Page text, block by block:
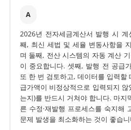
A
2026년 전자세금계산서 발행 시
째, 최신 세법 및 세율 변동사항을
며 둘째, 전산 시스템의 자동 계산
이 중요합니다. 셋째, 발행 전 공급
또 한 번 검토하고, 데이터를 입력할
급가액이 비정상적으로 입력되지
는지)를 반드시 거쳐야 합니다. 마지
른 수정·재발행 프로세스를 숙지해
문제 발생을 최소화하는 것이 좋습